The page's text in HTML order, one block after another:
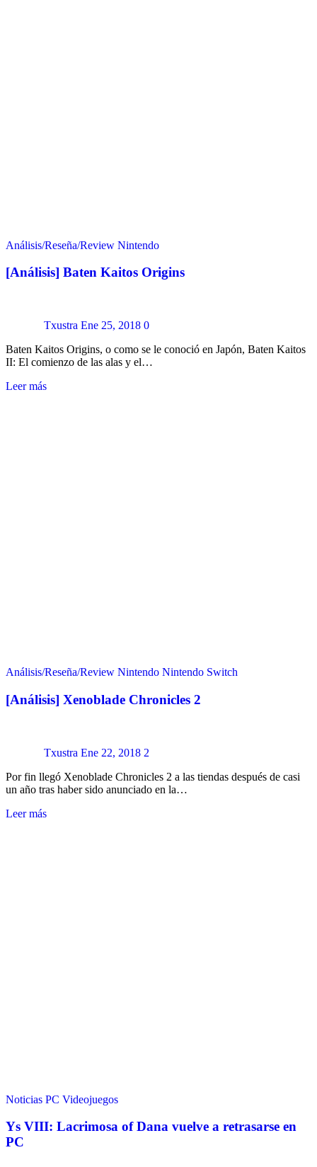
Análisis/Reseña/Review Nintendo
[Análisis] Baten Kaitos Origins
Txustra Ene 25, 2018 0
Baten Kaitos Origins, o como se le conoció en Japón, Baten Kaitos
II: El comienzo de las alas y el…
Leer más
Análisis/Reseña/Review Nintendo Nintendo Switch
[Análisis] Xenoblade Chronicles 2
Txustra Ene 22, 2018 2
Por fin llegó Xenoblade Chronicles 2 a las tiendas después de casi
un año tras haber sido anunciado en la…
Leer más
Noticias PC Videojuegos
Ys VIII: Lacrimosa of Dana vuelve a retrasarse en
PC